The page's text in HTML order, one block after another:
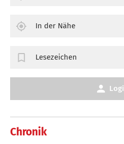
Chronik
In der Nähe
Lesezeichen